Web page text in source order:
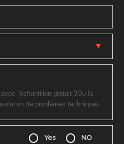
Yes NO